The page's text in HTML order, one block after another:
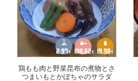
鶏もも肉と野菜昆布の煮物とさ
つまいもとかぼちゃのサラダ